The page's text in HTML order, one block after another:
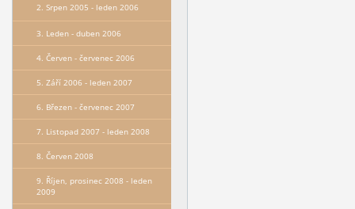
2. Srpen 2005 - leden 2006
3. Leden - duben 2006
4. Červen - červenec 2006
5. Září 2006 - leden 2007
6. Březen - červenec 2007
7. Listopad 2007 - leden 2008
8. Červen 2008
9. Říjen, prosinec 2008 - leden
2009